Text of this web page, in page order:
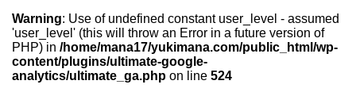
Warning: Use of undefined constant user_level - assumed
'user_level' (this will throw an Error in a future version of
PHP) in /home/mana17/yukimana.com/public_html/wp-
content/plugins/ultimate-google-
analytics/ultimate_ga.php on line 524